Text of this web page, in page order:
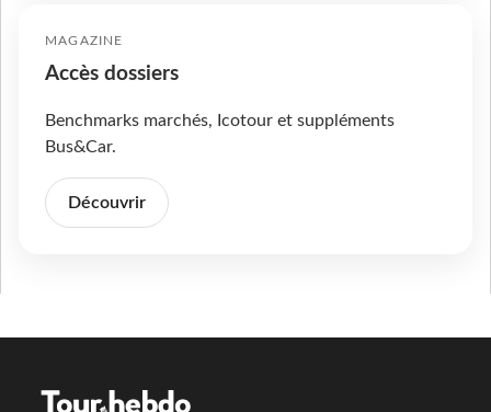
MAGAZINE
Accès dossiers
Benchmarks marchés, Icotour et suppléments
Bus&Car.
Découvrir